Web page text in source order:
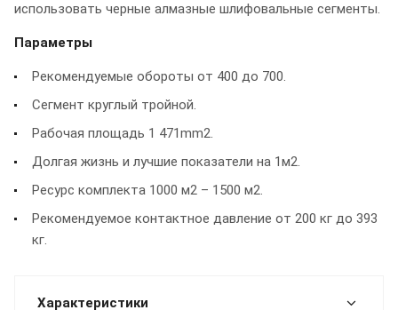
использовать черные алмазные шлифовальные сегменты.
Параметры
Рекомендуемые обороты от 400 до 700.
Сегмент круглый тройной.
Рабочая площадь 1 471mm2.
Долгая жизнь и лучшие показатели на 1м2.
Ресурс комплекта 1000 м2 – 1500 м2.
Рекомендуемое контактное давление от 200 кг до 393
кг.
Характеристики